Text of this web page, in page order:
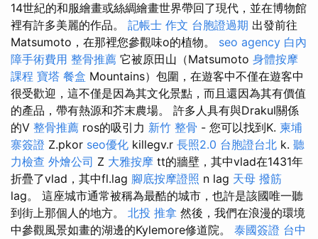
14世紀的和服繪畫或絲綢繪畫世界帶回了現代，並在博物館
裡有許多美麗的作品。 記帳士 作文 台胞證過期 出發前往
Matsumoto，在那裡您參觀味o的植物。 seo agency 白內
障手術費用 整骨推薦 它被原田山（Matsumoto 身體按摩
課程 寶塔 餐盒 Mountains）包圍，在遊客中不僅在遊客中
很受歡迎，這不僅是因為其文化景點，而且還因為其有價值
的產品，帶有熱源和芥末農場。 許多人具有與Drakul關係
的V 整骨推薦 ros的吸引力 新竹 整骨 - 您可以找到K. 柬埔
寨簽證 Z.pkor seo優化 killegv.r 長照2.0 台胞證台北 k. 聽
力檢查 外燴公司 Z 大雅按摩 tt的牆壁，其中vlad在1431年
折疊了vlad，其中fl.lag 腳底按摩證照 n lag 天母 撥筋
lag。 這座城市通常被稱為最酷的城市，也許是該國唯一聽
到街上那個人的地方。 北投 推拿 然後，我們在浪漫的環境
中參觀風景如畫的湖邊的Kylemore修道院。 泰國簽證 台中